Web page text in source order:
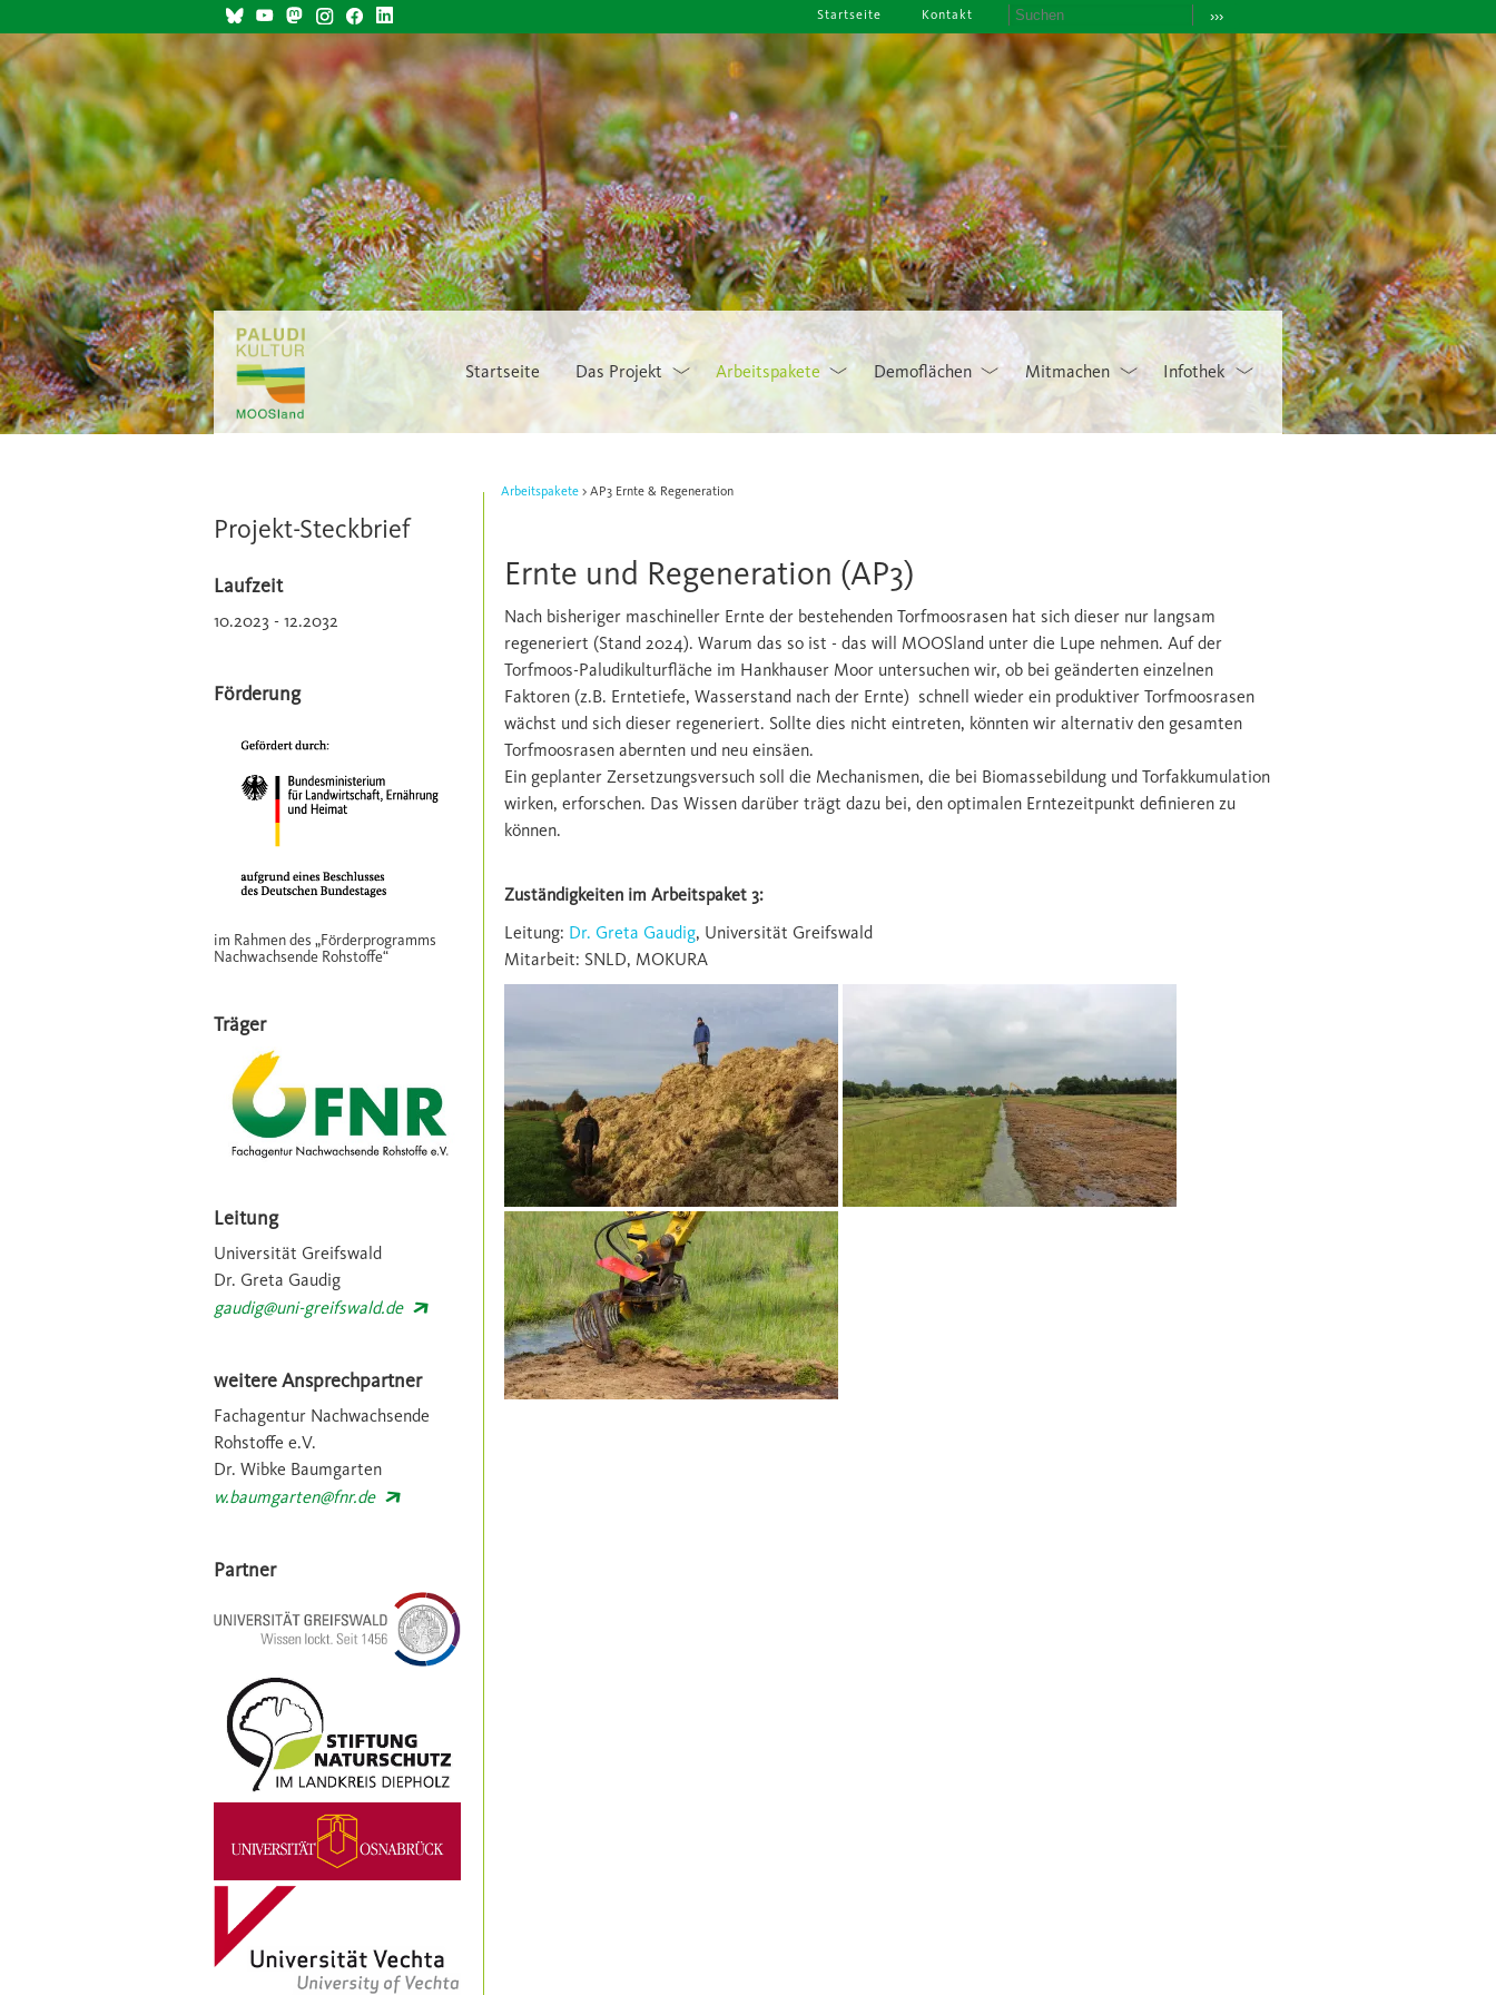
›››
Startseite Kontakt
Startseite Das Projekt Arbeitspakete Demoflächen Mitmachen Infothek
Arbeitspakete AP3 Ernte & Regeneration
Ernte und Regeneration (AP3)
Nach bisheriger maschineller Ernte der bestehenden Torfmoosrasen hat sich dieser nur langsam
regeneriert (Stand 2024). Warum das so ist - das will MOOSland unter die Lupe nehmen. Auf der
Torfmoos-Paludikulturfläche im Hankhauser Moor untersuchen wir, ob bei geänderten einzelnen
Faktoren (z.B. Erntetiefe, Wasserstand nach der Ernte) schnell wieder ein produktiver Torfmoosrasen
wächst und sich dieser regeneriert. Sollte dies nicht eintreten, könnten wir alternativ den gesamten
Torfmoosrasen abernten und neu einsäen.
Ein geplanter Zersetzungsversuch soll die Mechanismen, die bei Biomassebildung und Torfakkumulation
wirken, erforschen. Das Wissen darüber trägt dazu bei, den optimalen Erntezeitpunkt definieren zu
können.
Zuständigkeiten im Arbeitspaket 3:
Leitung: Dr. Greta Gaudig, Universität Greifswald
Mitarbeit: SNLD, MOKURA
Projekt-Steckbrief
Laufzeit
10.2023 - 12.2032
Förderung
im Rahmen des „Förderprogramms
Nachwachsende Rohstoffe“
Träger
Leitung
Universität Greifswald
Dr. Greta Gaudig
gaudig@uni-greifswald.de
weitere Ansprechpartner
Fachagentur Nachwachsende
Rohstoffe e.V.
Dr. Wibke Baumgarten
w.baumgarten@fnr.de
Partner
AP9 Biodiversität
AP10 Hydrologie
AP11 Nährstoffe
AP12 Ökonomie
AP13 Raum- & Agrarstruktur